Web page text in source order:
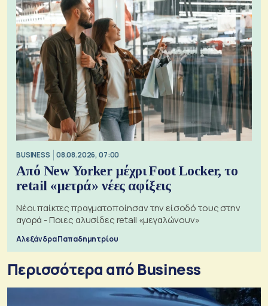
BUSINESS 08.08.2026, 07:00
Από New Yorker μέχρι Foot Locker, το
retail «μετρά» νέες αφίξεις
Νέοι παίκτες πραγματοποίησαν την είσοδό τους στην
αγορά - Ποιες αλυσίδες retail «μεγαλώνουν»
Αλεξάνδρα Παπαδημητρίου
Περισσότερα από Business